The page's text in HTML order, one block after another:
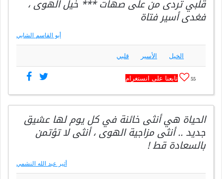
قلبي تردى من على صهات *** خيل الهوى ،
فغدى أسير فتاة
أبو القاسم الشابي
الخيل الأسير قلبي
55 تابعنا على انستغرام
الحياة هي أنثى خائنة في كل يوم لها عشيق
جديد .. أنثى مزاجية الهوى ، أنثى لا تؤتمن
بالسعادة قط !
أثير عبد الله النشمي